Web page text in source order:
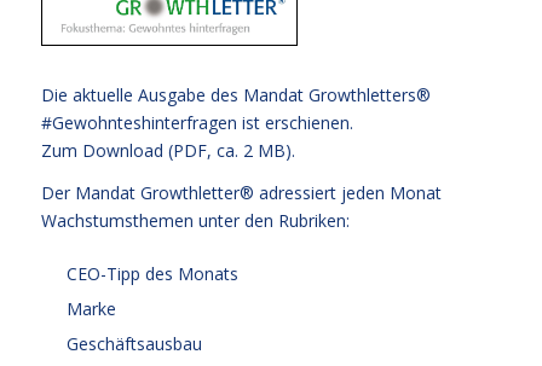
Die aktuelle Ausgabe des Mandat Growthletters®
#Gewohnteshinterfragen ist erschienen.
Zum Download (PDF, ca. 2 MB).
Der Mandat Growthletter® adressiert jeden Monat
Wachstumsthemen unter den Rubriken:
CEO-Tipp des Monats
Marke
Geschäftsausbau